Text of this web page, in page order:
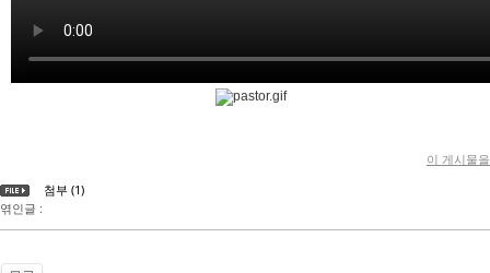
이 게시물을
첨부 (1)
엮인글 :